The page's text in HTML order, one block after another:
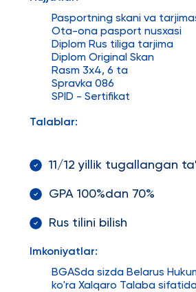
Pasportning skani va
Ota-ona pasport nusxasi
Diplom Rus tiliga tarjima
Diplom Original Skan
Rasm 3x4, 6 ta
Spravka 086
SPID - Sertifikat
Talablar:
11/12 yillik tugallangan
GPA 100%dan 70%
Rus tilini bilish
Imkoniyatlar:
BGASda sizda Belarus
ko'ra Xalqaro Talaba